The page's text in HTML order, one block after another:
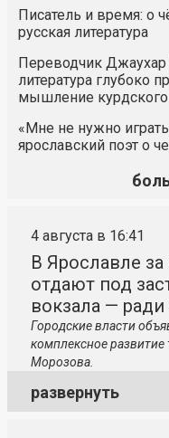
Писатель и время: о
русская литература
Переводчик Джаухар
литература глубоко
мышление курдского
«Мне не нужно
ярославский поэт о
4 августа в 16:41
В Ярославле
отдают под
вокзала — ради
Городские власти
комплексное развитие
Морозова.
развернуть